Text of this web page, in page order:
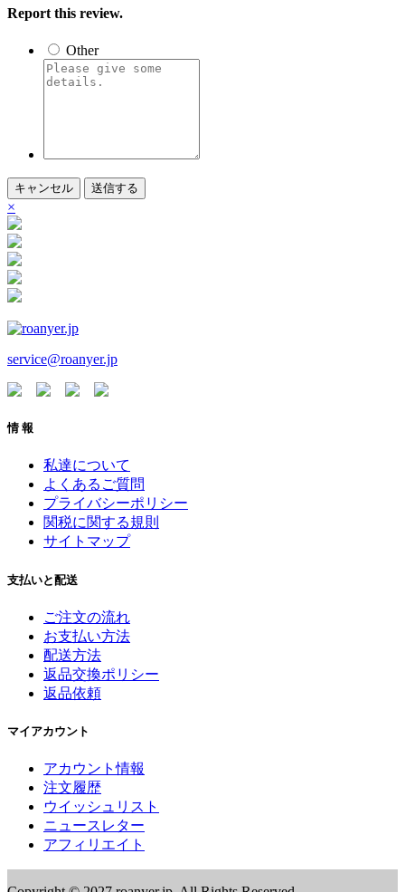
Report this review.
Other
キャンセル 送信する
×
service@roanyer.jp
情 報
私達について
よくあるご質問
プライバシーポリシー
関税に関する規則
サイトマップ
支払いと配送
ご注文の流れ
お支払い方法
配送方法
返品交換ポリシー
返品依頼
マイアカウント
アカウント情報
注文履歴
ウイッシュリスト
ニュースレター
アフィリエイト